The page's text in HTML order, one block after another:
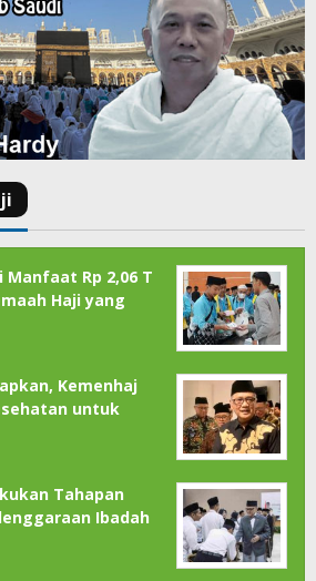
Manfaat Rp 2,06 T
Haji yang
Kemenhaj
untuk
Tahapan
Ibadah